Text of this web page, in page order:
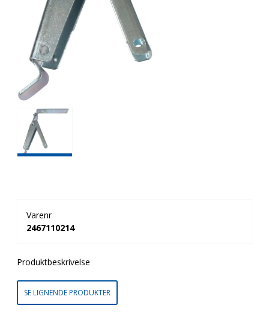
Varenr
2467110214
Produktbeskrivelse
SE LIGNENDE PRODUKTER